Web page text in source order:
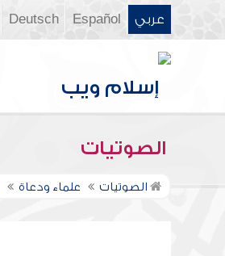
عربي Español
Deutsch
الصوتيات
الصوتيات علماء ودعاة